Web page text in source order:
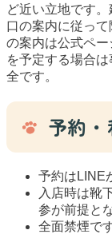
ど近い立地です
口の案内に従っ
の案内は公式ペ
を予定する場合は
全です。
予約
予約はLINE
入店時は靴
参が前提と
全面禁煙です